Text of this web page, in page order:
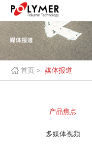
首页 >-媒体报道
产品焦点
多媒体视频